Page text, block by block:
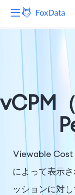
ソリューション
リソース
会社
vCPM
Viewable Cost
によって表示
ッションに対